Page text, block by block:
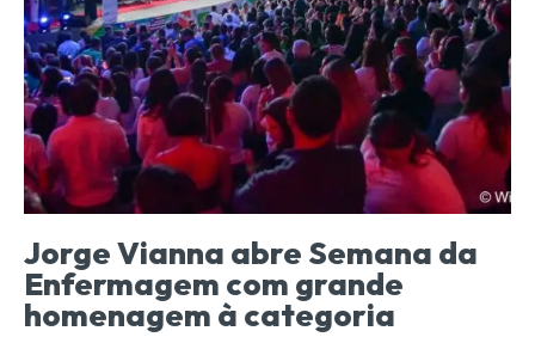
Jorge Vianna abre Semana da
Enfermagem com grande
homenagem à categoria